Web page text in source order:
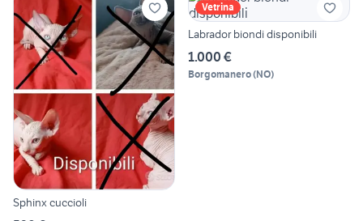
Sphinx cuccioli
Vetrina
Labrador biondi disponibili
1.000 €
Borgomanero(NO)